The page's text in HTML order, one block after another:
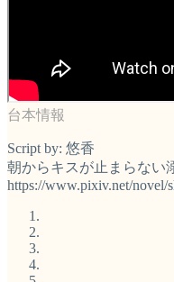
Script by: 悠香
朝からキスが止まらない
https://www.pixiv.net/novel/